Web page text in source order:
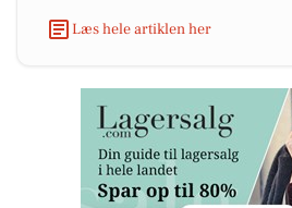
Læs hele artiklen her